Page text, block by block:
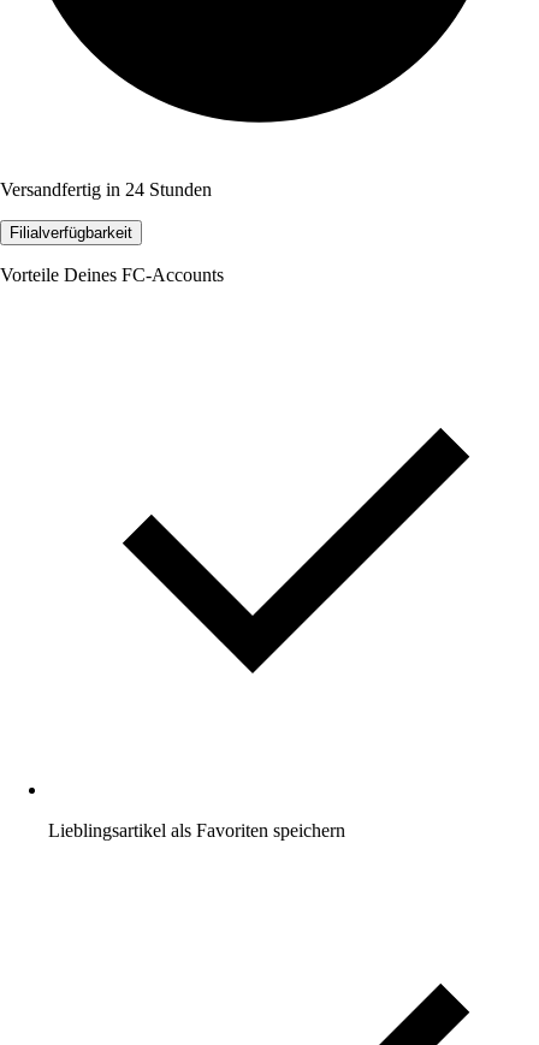
Versandfertig in 24 Stunden
Filialverfügbarkeit
Vorteile Deines FC-Accounts
Lieblingsartikel als Favoriten speichern